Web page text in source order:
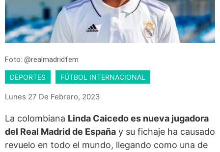
Foto: @realmadridfem
DEPORTES FÚTBOL INTERNACIONAL
Lunes 27 De Febrero, 2023
La colombiana Linda Caicedo es nueva jugadora
del Real Madrid de España y su fichaje ha causado
revuelo en todo el mundo, llegando como una de